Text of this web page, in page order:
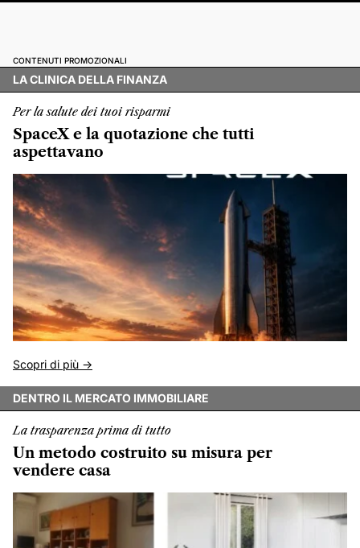
CONTENUTI PROMOZIONALI
LA CLINICA DELLA FINANZA
Per la salute dei tuoi risparmi
SpaceX e la quotazione che tutti
aspettavano
Scopri di più ->
DENTRO IL MERCATO IMMOBILIARE
La trasparenza prima di tutto
Un metodo costruito su misura per
vendere casa